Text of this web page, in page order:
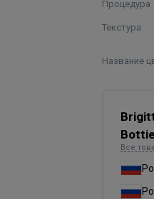
Процедура
Текстура
Название
Все